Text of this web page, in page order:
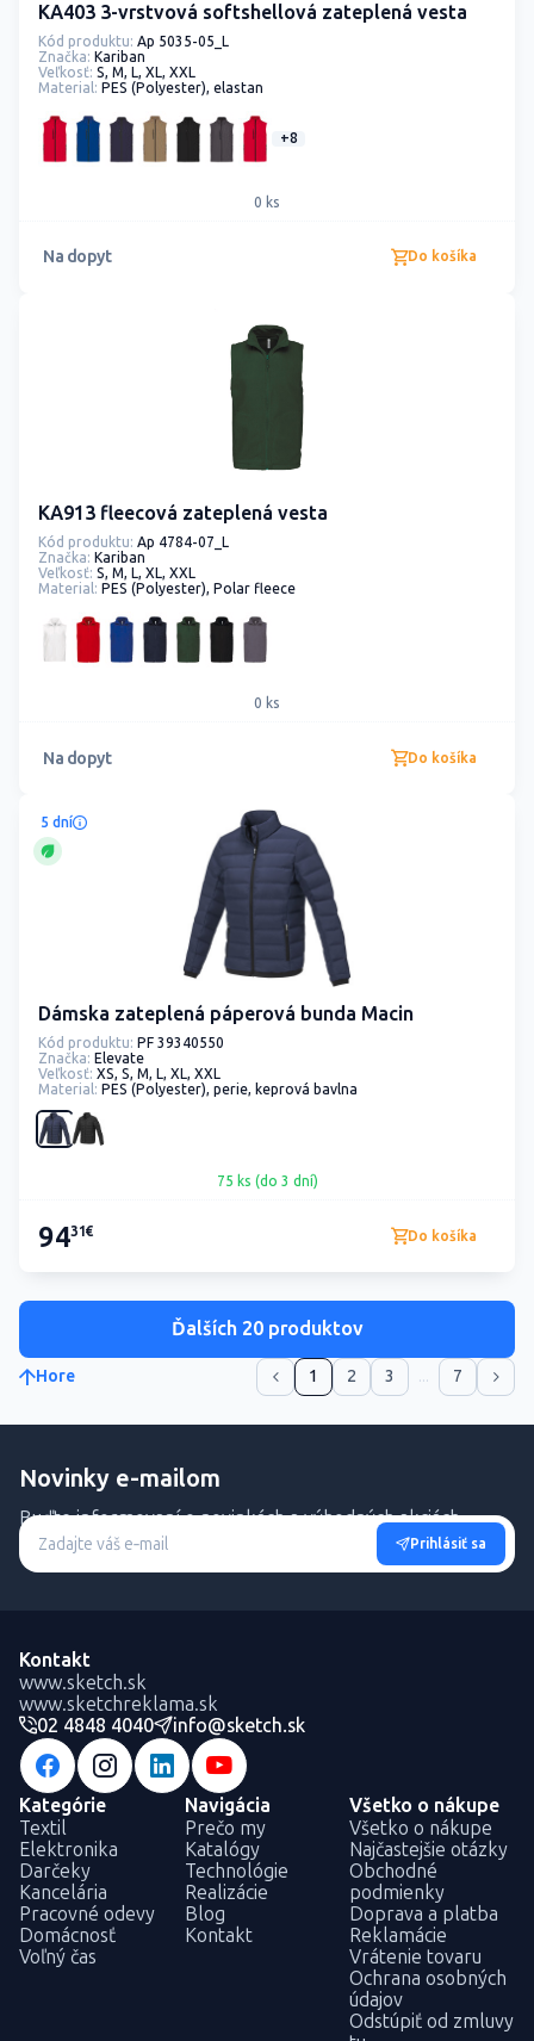
KA403 3-vrstvová softshellová zateplená vesta
Kód produktu: Ap 5035-05_L
Značka: Kariban
Veľkosť: S, M, L, XL, XXL
Material: PES (Polyester), elastan
+8
0 ks
Na dopyt Do košíka
KA913 fleecová zateplená vesta
Kód produktu: Ap 4784-07_L
Značka: Kariban
Veľkosť: S, M, L, XL, XXL
Material: PES (Polyester), Polar fleece
0 ks
Na dopyt Do košíka
5 dní
Dámska zateplená páperová bunda Macin
Kód produktu: PF 39340550
Značka: Elevate
Veľkosť: XS, S, M, L, XL, XXL
Material: PES (Polyester), perie, keprová bavlna
75 ks (do 3 dní)
9431€ Do košíka
Hore
Ďalších 20 produktov
1 2 3 ... 7
Novinky e-mailom
Buďte informovaní o novinkách a výhodných akciách.
Prihlásiť sa
Kontakt
www.sketch.sk
www.sketchreklama.sk
02 4848 4040
info@sketch.sk
Kategórie
Textil
Elektronika
Darčeky
Kancelária
Pracovné odevy
Domácnosť
Voľný čas
Navigácia
Prečo my
Katalógy
Technológie
Realizácie
Blog
Kontakt
Všetko o nákupe
Všetko o nákupe
Najčastejšie otázky
Obchodné
podmienky
Doprava a platba
Reklamácie
Vrátenie tovaru
Ochrana osobných
údajov
Odstúpiť od zmluvy